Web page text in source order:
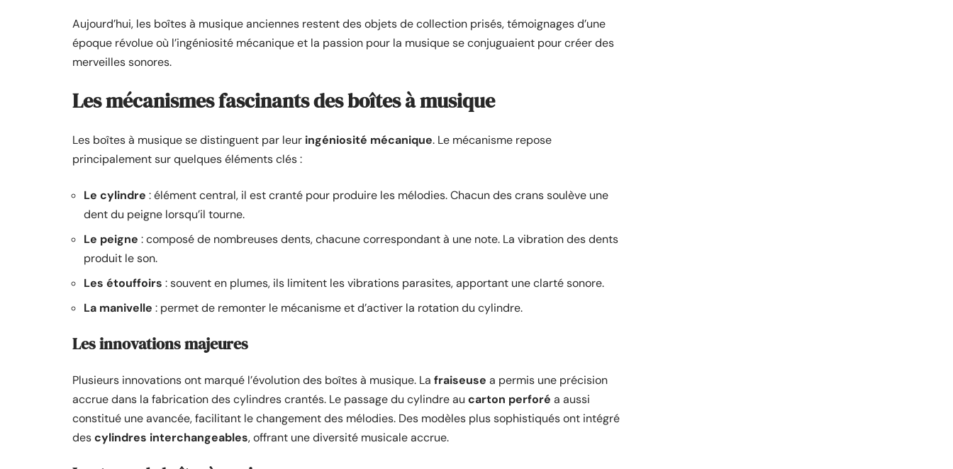
Aujourd’hui, les boîtes à musique anciennes restent des objets de collection prisés, témoignages d’une
époque révolue où l’ingéniosité mécanique et la passion pour la musique se conjuguaient pour créer des
merveilles sonores.
Les mécanismes fascinants des boîtes à musique
Les boîtes à musique se distinguent par leur ingéniosité mécanique. Le mécanisme repose
principalement sur quelques éléments clés :
Le cylindre : élément central, il est cranté pour produire les mélodies. Chacun des crans soulève une
dent du peigne lorsqu’il tourne.
Le peigne : composé de nombreuses dents, chacune correspondant à une note. La vibration des dents
produit le son.
Les étouffoirs : souvent en plumes, ils limitent les vibrations parasites, apportant une clarté sonore.
La manivelle : permet de remonter le mécanisme et d’activer la rotation du cylindre.
Les innovations majeures
Plusieurs innovations ont marqué l’évolution des boîtes à musique. La fraiseuse a permis une précision
accrue dans la fabrication des cylindres crantés. Le passage du cylindre au carton perforé a aussi
constitué une avancée, facilitant le changement des mélodies. Des modèles plus sophistiqués ont intégré
descylindres interchangeables, offrant une diversité musicale accrue.